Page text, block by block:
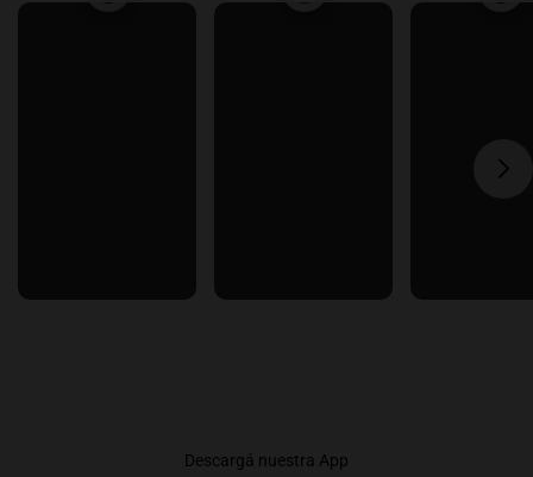
Descargá nuestra App